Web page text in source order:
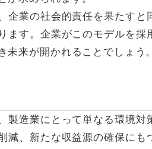
企業の社会的責任を果たすと
ます。企業がこのモデルを採
未来が開かれることでしょう
製造業にとって単なる環境対
減、新たな収益源の確保にも